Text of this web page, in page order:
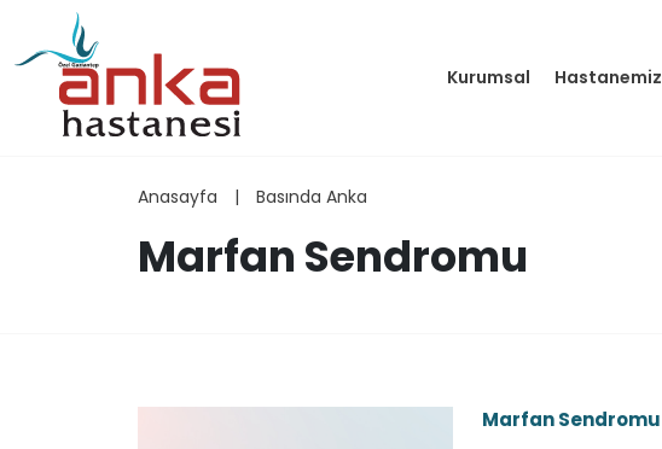
Kurumsal Hastanemiz
Anasayfa | Basında Anka
Marfan Sendromu
Marfan Sendromu